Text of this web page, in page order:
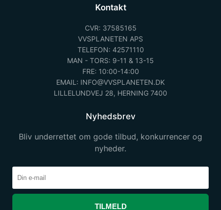
Kontakt
CVR: 37585165
VVSPLANETEN APS
TELEFON: 42571110
MAN - TORS: 9-11 & 13-15
FRE: 10:00-14:00
EMAIL: INFO@VVSPLANETEN.DK
LILLELUNDVEJ 28, HERNING 7400
Nyhedsbrev
Bliv underrettet om gode tilbud, konkurrencer og
nyheder.
TILMELD